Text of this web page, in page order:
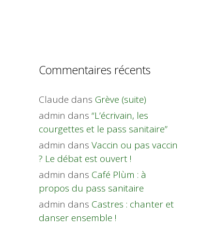
Commentaires récents
Claude dans Grève (suite)
admin dans “L’écrivain, les
courgettes et le pass sanitaire”
admin dans Vaccin ou pas vaccin
? Le débat est ouvert !
admin dans Café Plùm : à
propos du pass sanitaire
admin dans Castres : chanter et
danser ensemble !